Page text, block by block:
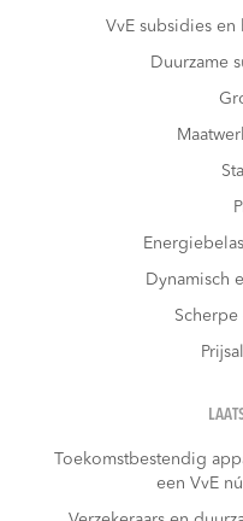
VvE subsidies en
Duurzame
Dynamisch
Toekomstbestendig
een VvE